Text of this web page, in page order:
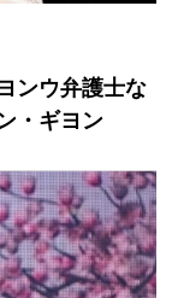
ンウ弁護士な
・ギヨン